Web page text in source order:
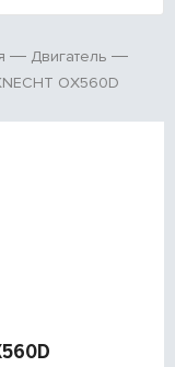
Двигатель
OX560D